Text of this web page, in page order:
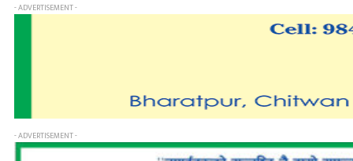
- ADVERTISEMENT -
- ADVERTISEMENT -